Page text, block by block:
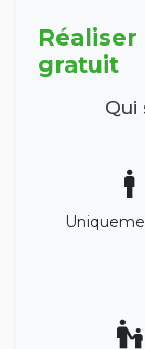
gratuit
Qui